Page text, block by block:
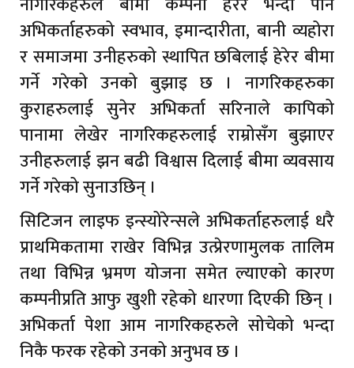
अभिकर्ताहरुको स्वभाव, इमान्दारीता, बानी व्यहोरा
र समाजमा उनीहरुको स्थापित छबिलाई हेरेर बीमा
गर्ने गरेको उनको बुझाइ छ । नागरिकहरुका
कुराहरुलाई सुनेर अभिकर्ता सरिनाले कापिको
पानामा लेखेर नागरिकहरुलाई राम्रोसँग बुझाएर
उनीहरुलाई झन बढी विश्वास दिलाई बीमा व्यवसाय
गर्ने गरेको सुनाउछिन् ।
सिटिजन लाइफ इन्स्योरेन्सले अभिकर्ताहरुलाई धरै
प्राथमिकतामा राखेर विभिन्न उत्प्रेरणामुलक तालिम
तथा विभिन्न भ्रमण योजना समेत ल्याएको कारण
कम्पनीप्रति आफु खुशी रहेको धारणा दिएकी छिन् ।
अभिकर्ता पेशा आम नागरिकहरुले सोचेको भन्दा
निकै फरक रहेको उनको अनुभव छ ।